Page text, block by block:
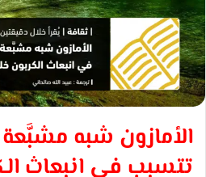
ن
ي
ا
الأمازون شبه